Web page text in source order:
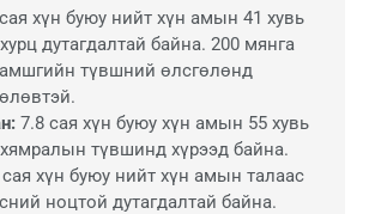
хүн буюу нийт хүн амын 41 хувь
дутагдалтай байна. 200 мянга
түвшний өлсгөлөнд
7.8 сая хүн буюу хүн амын 55 хувь
түвшинд хүрээд байна.
сая хүн буюу нийт хүн амын талаас
ноцтой дутагдалтай байна.